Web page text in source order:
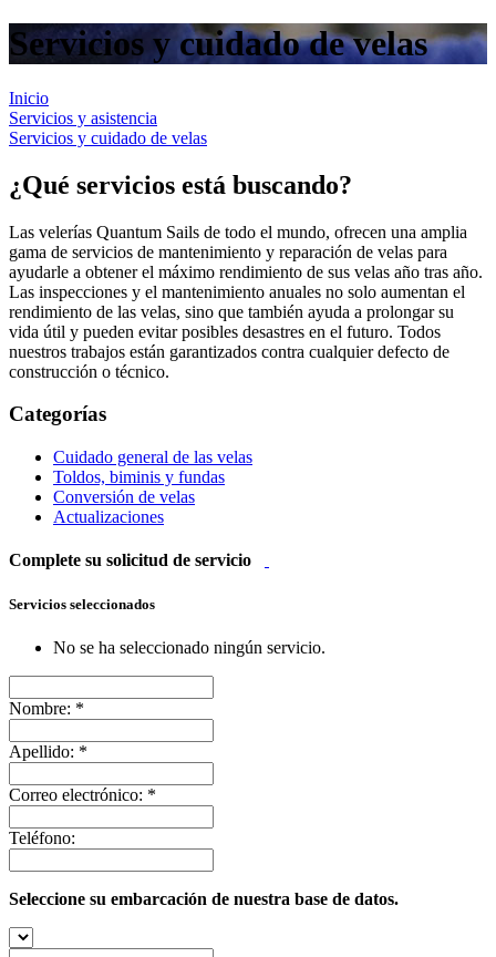
Servicios y cuidado de velas
Inicio
Servicios y asistencia
Servicios y cuidado de velas
¿Qué servicios está buscando?
Las velerías Quantum Sails de todo el mundo, ofrecen una amplia
gama de servicios de mantenimiento y reparación de velas para
ayudarle a obtener el máximo rendimiento de sus velas año tras año.
Las inspecciones y el mantenimiento anuales no solo aumentan el
rendimiento de las velas, sino que también ayuda a prolongar su
vida útil y pueden evitar posibles desastres en el futuro. Todos
nuestros trabajos están garantizados contra cualquier defecto de
construcción o técnico.
Categorías
Cuidado general de las velas
Toldos, biminis y fundas
Conversión de velas
Actualizaciones
Complete su solicitud de servicio
Servicios seleccionados
No se ha seleccionado ningún servicio.
Nombre: *
Apellido: *
Correo electrónico: *
Teléfono:
Seleccione su embarcación de nuestra base de datos.